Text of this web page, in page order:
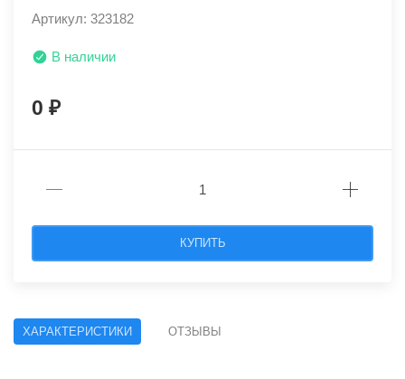
Артикул: 323182
В наличии
0
КУПИТЬ
ХАРАКТЕРИСТИКИ ОТЗЫВЫ